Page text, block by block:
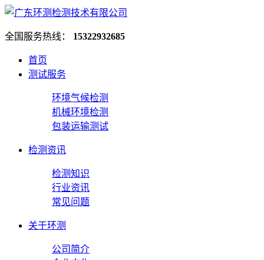
全国服务热线： 15322932685
首页
测试服务
环境气候检测
机械环境检测
包装运输测试
检测资讯
检测知识
行业资讯
常见问题
关于环测
公司简介